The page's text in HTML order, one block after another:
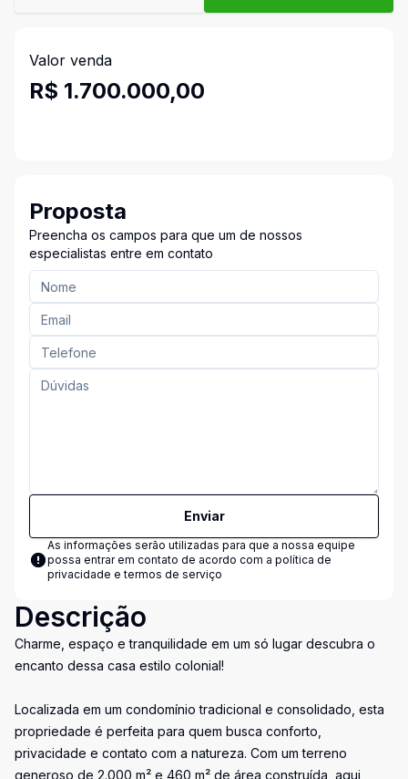
Valor venda
R$ 1.700.000,00
Proposta
Preencha os campos para que um de nossos
especialistas entre em contato
Enviar
As informações serão utilizadas para que a nossa equipe
possa entrar em contato de acordo com a política de
privacidade e termos de serviço
Descrição
Charme, espaço e tranquilidade em um só lugar descubra o
encanto dessa casa estilo colonial!
Localizada em um condomínio tradicional e consolidado, esta
propriedade é perfeita para quem busca conforto,
privacidade e contato com a natureza. Com um terreno
generoso de 2.000 m² e 460 m² de área construída, aqui